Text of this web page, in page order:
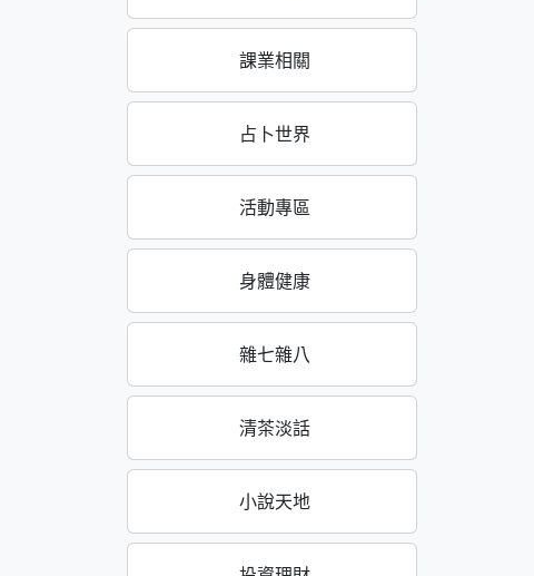
課業相關
占卜世界
活動專區
身體健康
雜七雜八
清茶淡話
小說天地